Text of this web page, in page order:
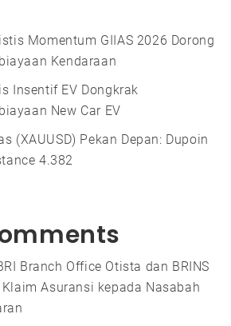
Momentum GIIAS 2026 Dorong
Kendaraan
Insentif EV Dongkrak
New Car EV
(XAUUSD) Pekan Depan: Dupoin
4.382
Branch Office Otista dan BRINS
Asuransi kepada Nasabah